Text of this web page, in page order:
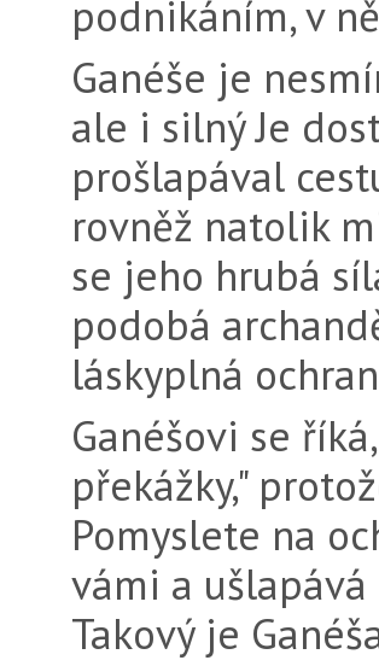
podnikáním, v
Ganéše je
ale i silný Je
prošlapával
rovněž natolik
se jeho hrubá
podobá
láskyplná
Ganéšovi se
překážky,"
Pomyslete na
vámi a
Takový je